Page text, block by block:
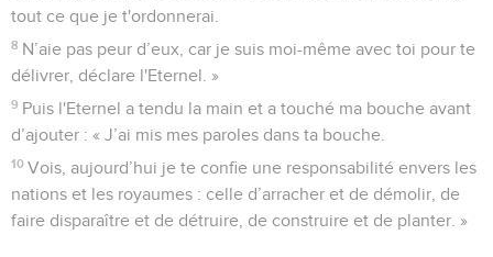
tout ce que je t'ordonnerai.
8 N’aie pas peur d’eux, car je suis moi-même avec toi pour te
délivrer, déclare l'Eternel. »
9 Puis l'Eternel a tendu la main et a touché ma bouche avant
d’ajouter : « J’ai mis mes paroles dans ta bouche.
10 Vois, aujourd’hui je te confie une responsabilité envers les
nations et les royaumes : celle d’arracher et de démolir, de
faire disparaître et de détruire, de construire et de planter. »